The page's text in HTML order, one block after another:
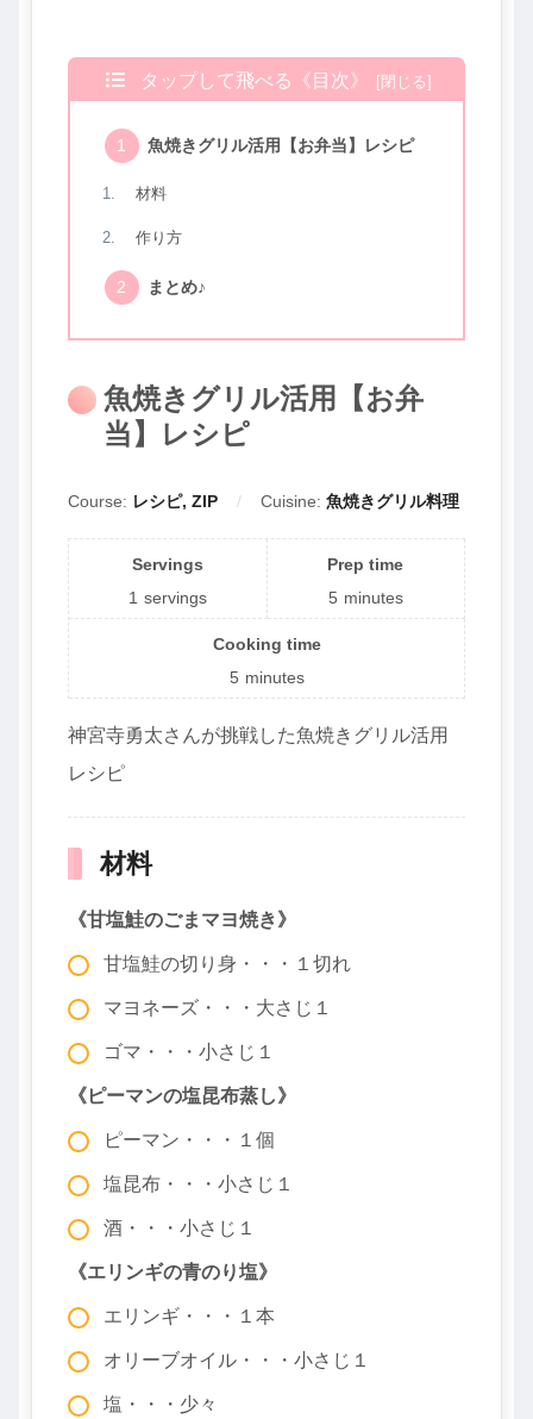
タップして飛べる《目次》
魚焼きグリル活用【お弁当】レシピ
材料
作り方
まとめ♪
魚焼きグリル活用【お弁
当】レシピ
Course: レシピ, ZIP Cuisine: 魚焼きグリル料理
Servings
1 servings
Prep time
5 minutes
Cooking time
5 minutes
神宮寺勇太さんが挑戦した魚焼きグリル活用
レシピ
材料
《甘塩鮭のごまマヨ焼き》
甘塩鮭の切り身・・・１切れ
マヨネーズ・・・大さじ１
ゴマ・・・小さじ１
《ピーマンの塩昆布蒸し》
ピーマン・・・１個
塩昆布・・・小さじ１
酒・・・小さじ１
《エリンギの青のり塩》
エリンギ・・・１本
オリーブオイル・・・小さじ１
塩・・・少々